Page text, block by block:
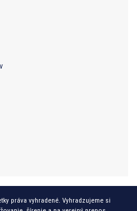
práva vyhradené. Vyhradzujeme si